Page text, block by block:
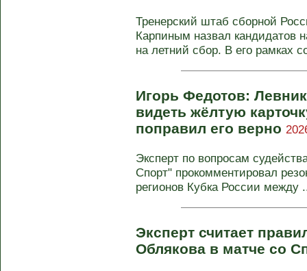
Тренерский штаб сборной
Карпиным назвал кандидатов
на летний сбор. В его рамках
Игорь Федотов:
видеть жёлтую
поправил его верно
Эксперт по вопросам
Спорт" прокомментировал
регионов Кубка России между
Эксперт считает
Облякова в матче со